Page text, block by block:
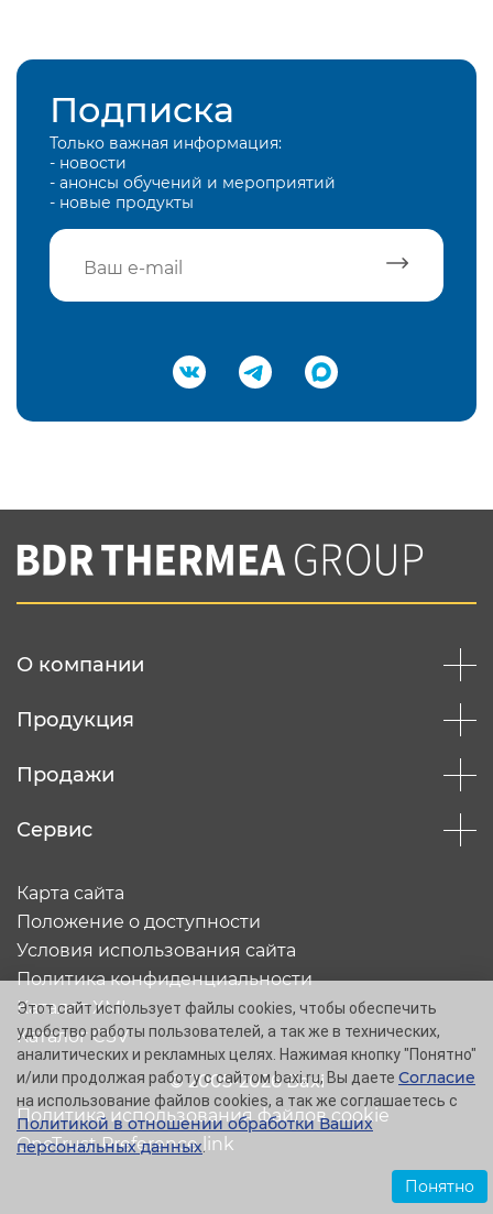
Подписка
Только важная информация:
- новости
- анонсы обучений и мероприятий
- новые продукты
Подтвердить e-mail
Вы соглашаетесь с нашей политикой
конфеденциальности
О компании
Продукция
Продажи
Сервис
© 2005-2026 Baxi
Карта сайта
Положение о доступности
Условия использования сайта
Политика конфиденциальности
Каталог XML
Каталог CSV
Политика использования файлов cookie
OneTrust Preference link
Этот сайт использует файлы cookies, чтобы обеспечить
удобство работы пользователей, а так же в технических,
аналитических и рекламных целях. Нажимая кнопку "Понятно"
и/или продолжая работу с сайтом baxi.ru, Вы даете Согласие
на использование файлов cookies, а так же соглашаетесь с
Политикой в отношении обработки Ваших
персональных данных.
Понятно